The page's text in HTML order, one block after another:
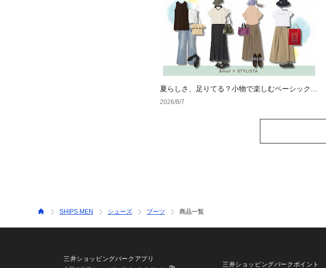
夏らしさ、足りてる？小物で楽しむベーシックコ
ーデ4選
2026/8/7
SHIPS MEN シューズ ブーツ 商品一覧
三井ショッピングパークアプリ
三井ショッピングパークポイント